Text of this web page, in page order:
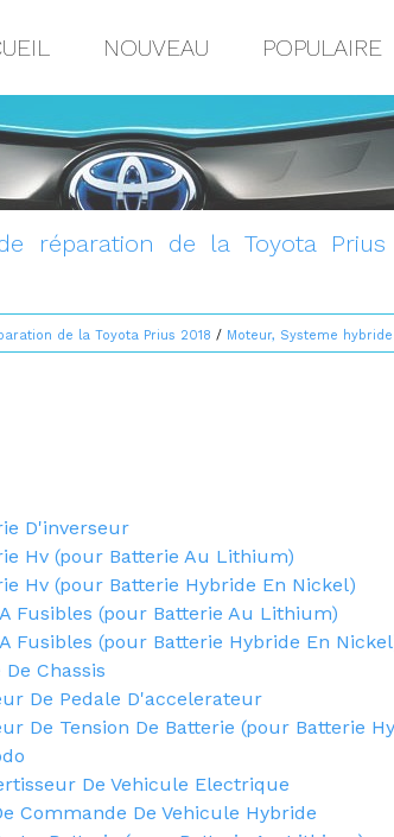
NOUVEAU POPULAIRE
réparation de la Toyota
de la Toyota Prius 2018 / Moteur, Systeme hybride
D'inverseur
Hv (pour Batterie Au Lithium)
Hv (pour Batterie Hybride En Nickel)
Fusibles (pour Batterie Au Lithium)
Fusibles (pour Batterie Hybride En
De Chassis
De Pedale D'accelerateur
De Tension De Batterie (pour Batterie
De Vehicule Electrique
Commande De Vehicule Hybride